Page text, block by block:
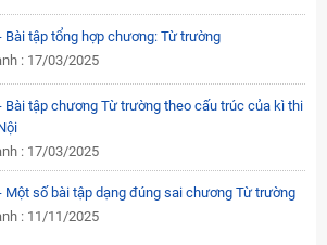
Bài tập tổng hợp chương: Từ trường
: 17/03/2025
Bài tập chương Từ trường theo cấu trúc của kì thi
: 17/03/2025
Một số bài tập dạng đúng sai chương Từ trường
: 11/11/2025